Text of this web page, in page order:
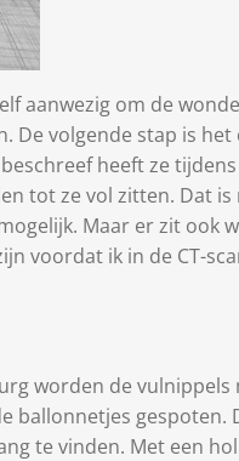
aanwezig om de
De volgende stap is
heeft ze
tot ze vol zitten. Dat
Maar er zit
voordat ik in de CT-
worden de
ballonnetjes
te vinden. Met een